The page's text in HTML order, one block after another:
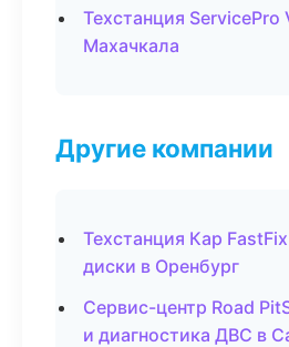
Техстанция
Махачкала
Другие компании
Техстанция Кар
диски в Оренбург
Сервис-центр Road
и диагностика ДВС в